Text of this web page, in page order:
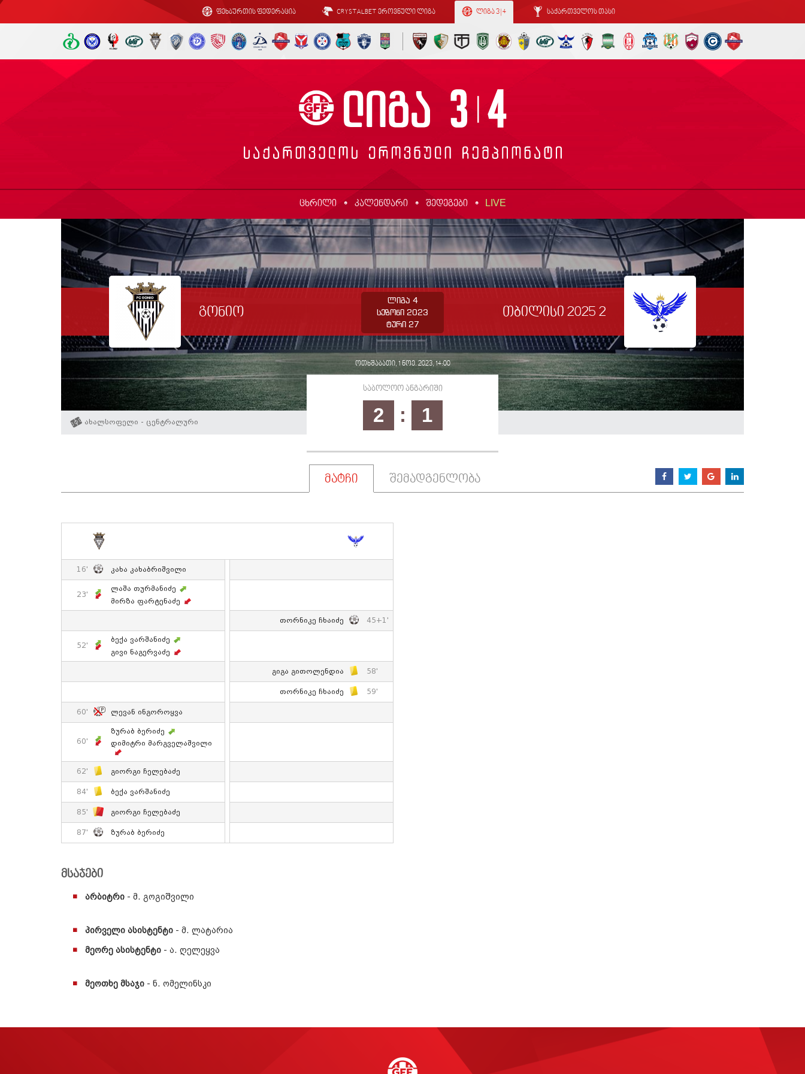
ფეხბურთის ფედერაცია CRYSTALBET ეროვნული ლიგა ლიგა 3 | 4 საქართველოს თასი
ცხრილი კალენდარი შედეგები LIVE
გონიო თბილისი 2025 2
ლიგა 4
სეზონი 2023
ტური 27
ოთხშაბათი, 1 ნოე. 2023, 14:00
საბოლოო ანგარიში
2 : 1
ახალსოფელი - ცენტრალური
მატჩი შემადგენლობა
16' Კახა Კახაბრიშვილი
23'
Ლაშა Თურმანიძე
Მირზა Ფარტენაძე
Თორნიკე Ჩხაიძე 45+1'
52'
Ბექა Ვარშანიძე
Გივი Ნაგერვაძე
Გიგა Გითოლენდია 58'
Თორნიკე Ჩხაიძე 59'
60' Ლევან Ინგოროყვა
60'
Ზურაბ Ბერიძე
Დიმიტრი Მარგველაშვილი
62' Გიორგი Ჩელებაძე
84' Ბექა Ვარშანიძე
85' Გიორგი Ჩელებაძე
87' Ზურაბ Ბერიძე
მსაჯები
არბიტრი - მ. გოგიშვილი
პირველი ასისტენტი - მ. ლატარია
მეორე ასისტენტი - ა. ღელეყვა
მეოთხე მსაჯი - ნ. ომელინსკი